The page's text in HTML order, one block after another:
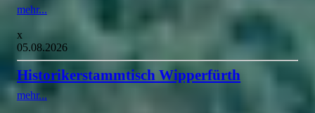
mehr...
x
05.08.2026
Historikerstammtisch Wipperfürth
mehr...